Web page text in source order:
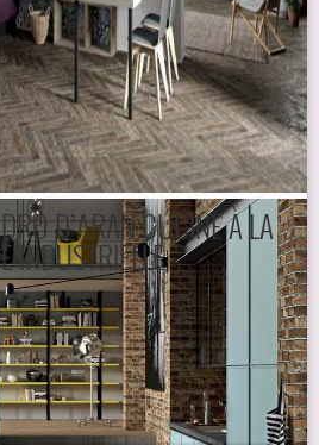
D’ARAN CUCINE À LA
INDUSTRIELLE